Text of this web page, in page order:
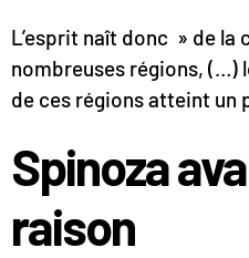
L’esprit naît donc » de la
nombreuses régions, (…)
de ces régions atteint un
Spinoza
raison